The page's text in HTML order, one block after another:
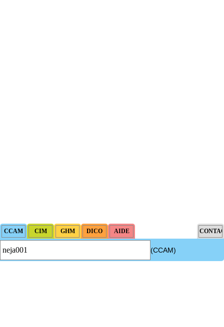
(CCAM)